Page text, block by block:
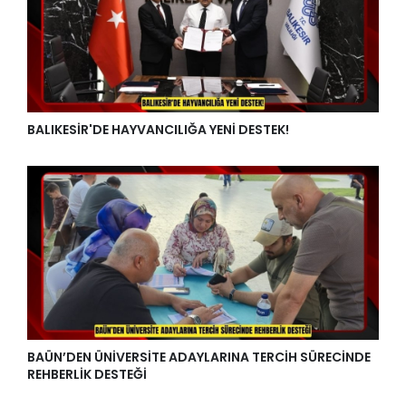
BALIKESİR'DE HAYVANCILIĞA YENİ DESTEK!
BAÜN’DEN ÜNİVERSİTE ADAYLARINA TERCİH SÜRECİNDE
REHBERLİK DESTEĞİ